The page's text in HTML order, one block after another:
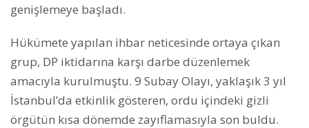
genişlemeye başladı.
Hükümete yapılan ihbar neticesinde ortaya çıkan
grup, DP iktidarına karşı darbe düzenlemek
amacıyla kurulmuştu. 9 Subay Olayı, yaklaşık 3 yıl
İstanbul’da etkinlik gösteren, ordu içindeki gizli
örgütün kısa dönemde zayıflamasıyla son buldu.